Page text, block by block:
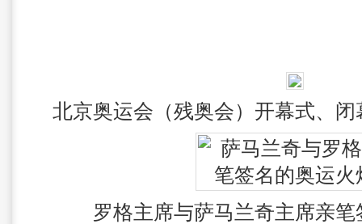
北京奥运会（残奥会）开幕式、
罗格主席与萨马兰奇主席亲